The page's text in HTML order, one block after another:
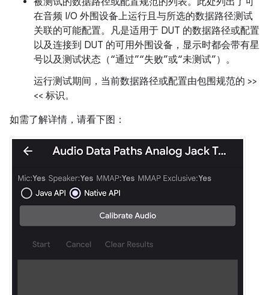
在音频 I/O 外围设备上运行且与所选的数据路径测试
关联的可能配置。凡是适用于 DUT 的数据路径或配置
以及连接到 DUT 的可用外围设备，显示时都会带有星
号以及测试状态（“通过”“失败”或“未测试”）。
运行测试期间，当前数据路径或配置由包围规范的 >>
<< 标识。
如需了解详情，请看下图：